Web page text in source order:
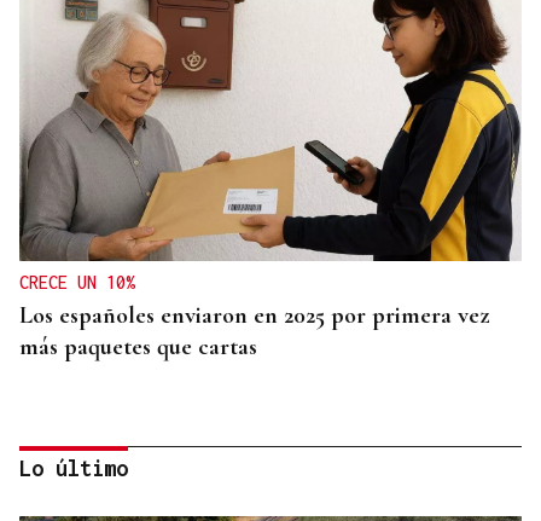
CRECE UN 10%
Los españoles enviaron en 2025 por primera vez
más paquetes que cartas
Lo último